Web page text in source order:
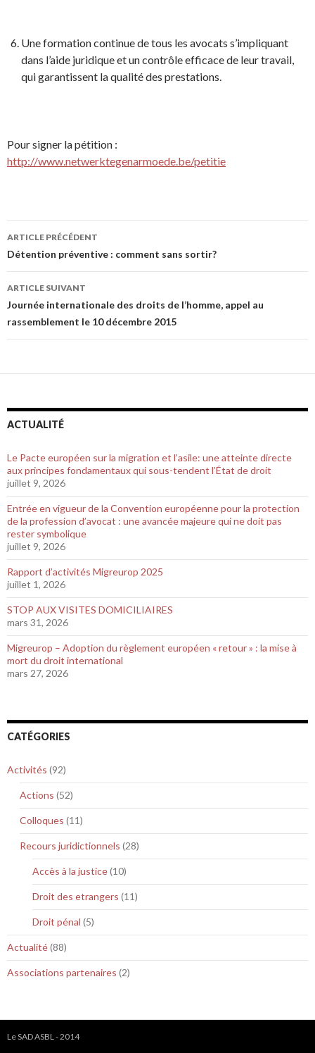
Une formation continue de tous les avocats s’impliquant
dans l’aide juridique et un contrôle efficace de leur travail,
qui garantissent la qualité des prestations.
Pour signer la pétition :
http://www.netwerktegenarmoede.be/petitie
Navigation de l’article
ARTICLE PRÉCÉDENT
Détention préventive : comment sans sortir?
ARTICLE SUIVANT
Journée internationale des droits de l’homme, appel au
rassemblement le 10 décembre 2015
ACTUALITÉ
Le Pacte européen sur la migration et l’asile: une atteinte directe
aux principes fondamentaux qui sous-tendent l’État de droit
juillet 9, 2026
Entrée en vigueur de la Convention européenne pour la protection
de la profession d’avocat : une avancée majeure qui ne doit pas
rester symbolique
juillet 9, 2026
Rapport d’activités Migreurop 2025
juillet 1, 2026
STOP AUX VISITES DOMICILIAIRES
mars 31, 2026
Migreurop – Adoption du règlement européen « retour » : la mise à
mort du droit international
mars 27, 2026
CATÉGORIES
Activités (92)
Actions (52)
Colloques (11)
Recours juridictionnels (28)
Accès à la justice(10)
Droit des etrangers (11)
Droit pénal (5)
Actualité(88)
Associations partenaires (2)
Le SAD ASBL - 2014